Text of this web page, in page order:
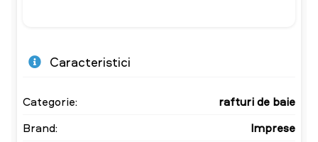
Caracteristici
Categorie:
rafturi de baie
Brand:
Imprese